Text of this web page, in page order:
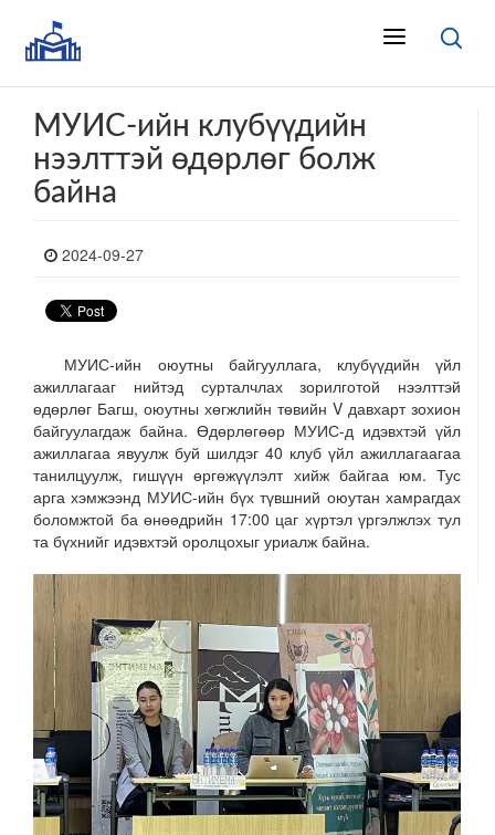
МУИС-ийн клубүүдийн
нээлттэй өдөрлөг болж
байна
2024-09-27
МУИС-ийн оюутны байгууллага, клубүүдийн үйл
ажиллагааг нийтэд сурталчлах зорилготой нээлттэй
өдөрлөг Багш, оюутны хөгжлийн төвийн V давхарт зохион
байгуулагдаж байна. Өдөрлөгөөр МУИС-д идэвхтэй үйл
ажиллагаа явуулж буй шилдэг 40 клуб үйл ажиллагаагаа
танилцуулж, гишүүн өргөжүүлэлт хийж байгаа юм. Тус
арга хэмжээнд МУИС-ийн бүх түвшний оюутан хамрагдах
боломжтой ба өнөөдрийн 17:00 цаг хүртэл үргэлжлэх тул
та бүхнийг идэвхтэй оролцохыг уриалж байна.